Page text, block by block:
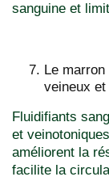
sanguine et
Le marron
veineux
Fluidifiants
et
améliorent la
facilite la